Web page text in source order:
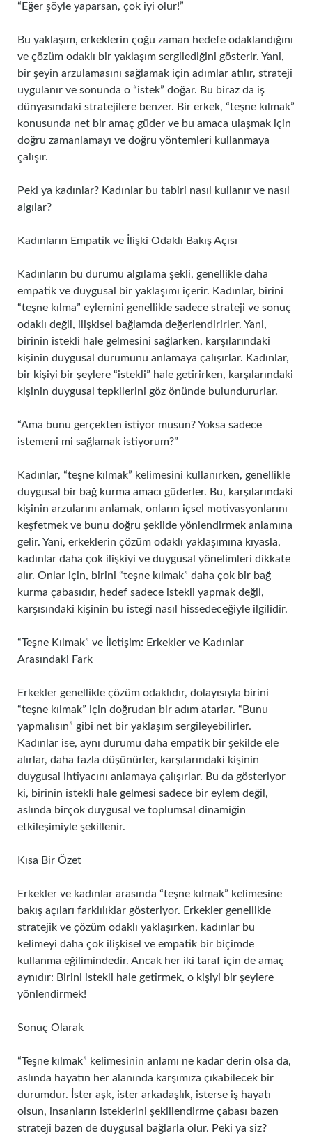
“Eğer şöyle yaparsan, çok iyi olur!”
Bu yaklaşım, erkeklerin çoğu zaman hedefe odaklandığını
ve çözüm odaklı bir yaklaşım sergilediğini gösterir. Yani,
bir şeyin arzulamasını sağlamak için adımlar atılır, strateji
uygulanır ve sonunda o “istek” doğar. Bu biraz da iş
dünyasındaki stratejilere benzer. Bir erkek, “teşne kılmak”
konusunda net bir amaç güder ve bu amaca ulaşmak için
doğru zamanlamayı ve doğru yöntemleri kullanmaya
çalışır.
Peki ya kadınlar? Kadınlar bu tabiri nasıl kullanır ve nasıl
algılar?
Kadınların Empatik ve İlişki Odaklı Bakış Açısı
Kadınların bu durumu algılama şekli, genellikle daha
empatik ve duygusal bir yaklaşımı içerir. Kadınlar, birini
“teşne kılma” eylemini genellikle sadece strateji ve sonuç
odaklı değil, ilişkisel bağlamda değerlendirirler. Yani,
birinin istekli hale gelmesini sağlarken, karşılarındaki
kişinin duygusal durumunu anlamaya çalışırlar. Kadınlar,
bir kişiyi bir şeylere “istekli” hale getirirken, karşılarındaki
kişinin duygusal tepkilerini göz önünde bulundururlar.
“Ama bunu gerçekten istiyor musun? Yoksa sadece
istemeni mi sağlamak istiyorum?”
Kadınlar, “teşne kılmak” kelimesini kullanırken, genellikle
duygusal bir bağ kurma amacı güderler. Bu, karşılarındaki
kişinin arzularını anlamak, onların içsel motivasyonlarını
keşfetmek ve bunu doğru şekilde yönlendirmek anlamına
gelir. Yani, erkeklerin çözüm odaklı yaklaşımına kıyasla,
kadınlar daha çok ilişkiyi ve duygusal yönelimleri dikkate
alır. Onlar için, birini “teşne kılmak” daha çok bir bağ
kurma çabasıdır, hedef sadece istekli yapmak değil,
karşısındaki kişinin bu isteği nasıl hissedeceğiyle ilgilidir.
“Teşne Kılmak” ve İletişim: Erkekler ve Kadınlar
Arasındaki Fark
Erkekler genellikle çözüm odaklıdır, dolayısıyla birini
“teşne kılmak” için doğrudan bir adım atarlar. “Bunu
yapmalısın” gibi net bir yaklaşım sergileyebilirler.
Kadınlar ise, aynı durumu daha empatik bir şekilde ele
alırlar, daha fazla düşünürler, karşılarındaki kişinin
duygusal ihtiyacını anlamaya çalışırlar. Bu da gösteriyor
ki, birinin istekli hale gelmesi sadece bir eylem değil,
aslında birçok duygusal ve toplumsal dinamiğin
etkileşimiyle şekillenir.
Kısa Bir Özet
Erkekler ve kadınlar arasında “teşne kılmak” kelimesine
bakış açıları farklılıklar gösteriyor. Erkekler genellikle
stratejik ve çözüm odaklı yaklaşırken, kadınlar bu
kelimeyi daha çok ilişkisel ve empatik bir biçimde
kullanma eğilimindedir. Ancak her iki taraf için de amaç
aynıdır: Birini istekli hale getirmek, o kişiyi bir şeylere
yönlendirmek!
Sonuç Olarak
“Teşne kılmak” kelimesinin anlamı ne kadar derin olsa da,
aslında hayatın her alanında karşımıza çıkabilecek bir
durumdur. İster aşk, ister arkadaşlık, isterse iş hayatı
olsun, insanların isteklerini şekillendirme çabası bazen
strateji bazen de duygusal bağlarla olur. Peki ya siz?